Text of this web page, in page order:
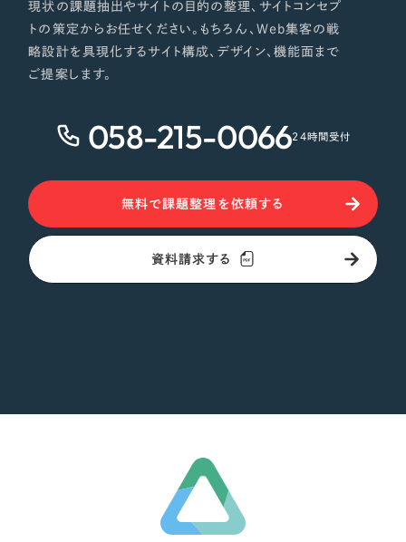
現状の課題抽出やサイトの目的の整理、サイトコンセプ
トの策定からお任せください。もちろん、Web集客の戦
略設計を具現化するサイト構成、デザイン、機能面まで
ご提案します。
058-215-006624時間受付
無料で課題整理を依頼する
資料請求する